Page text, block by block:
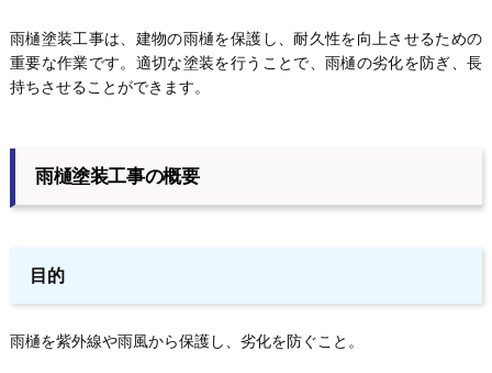
雨樋塗装工事は、建物の雨樋を保護し、耐久性を向上させるための
重要な作業です。適切な塗装を行うことで、雨樋の劣化を防ぎ、長
持ちさせることができます。
雨樋塗装工事の概要
目的
雨樋を紫外線や雨風から保護し、劣化を防ぐこと。